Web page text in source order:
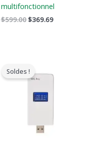
multifonctionnel
$599.00$369.69
Soldes !original
$139.00.
actuel
: